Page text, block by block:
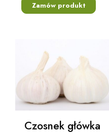
Zamów produkt
Czosnek główka